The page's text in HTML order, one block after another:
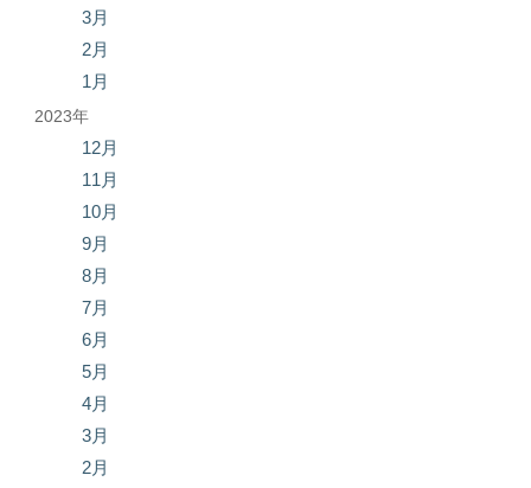
3月
2月
1月
2023年
12月
11月
10月
9月
8月
7月
6月
5月
4月
3月
2月